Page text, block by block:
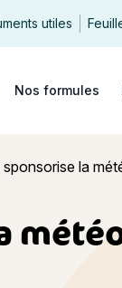
utiles
Nos formules
sponsorise la